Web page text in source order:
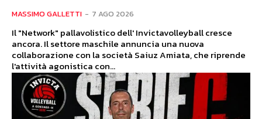
MASSIMO GALLETTI - 7 AGO 2026
Il "Network" pallavolistico dell' Invictavolleyball cresce
ancora. Il settore maschile annuncia una nuova
collaborazione con la società Saiuz Amiata, che riprende
l'attività agonistica con...